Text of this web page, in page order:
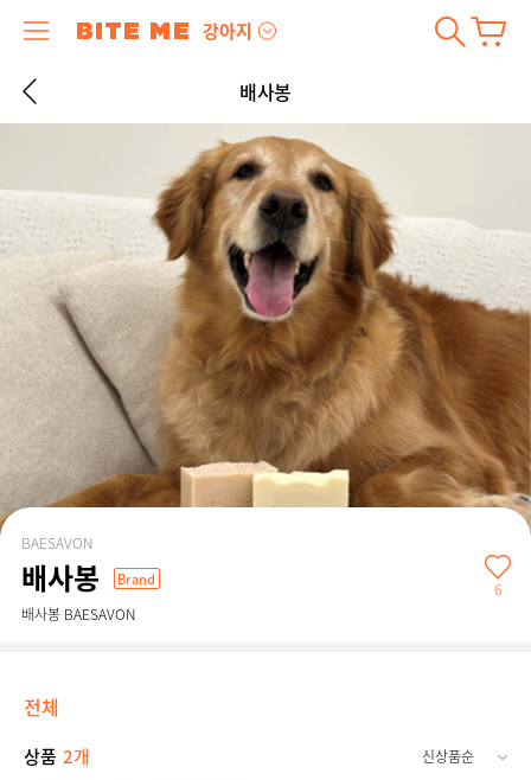
강아지
배사봉
BAESAVON
배사봉 Brand
6
배사봉 BAESAVON
전체
상품 2개